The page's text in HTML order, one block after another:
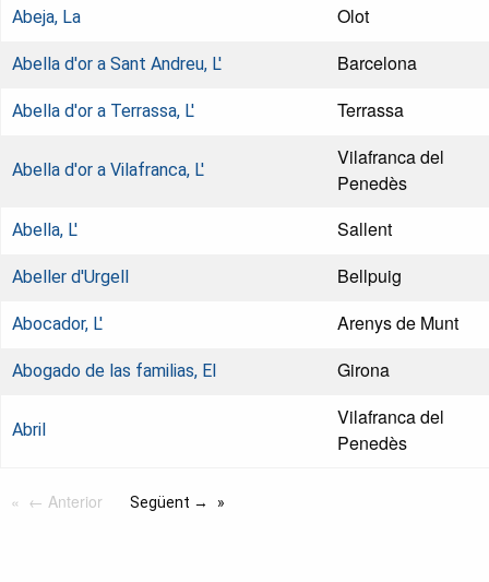
Abeja, La Olot
Abella d'or a Sant Andreu, L' Barcelona
Abella d'or a Terrassa, L' Terrassa
Abella d'or a Vilafranca, L'
Vilafranca del
Penedès
Abella, L' Sallent
Abeller d'Urgell Bellpuig
Abocador, L' Arenys de Munt
Abogado de las familias, El Girona
Abril
Vilafranca del
Penedès
← Anterior Següent →